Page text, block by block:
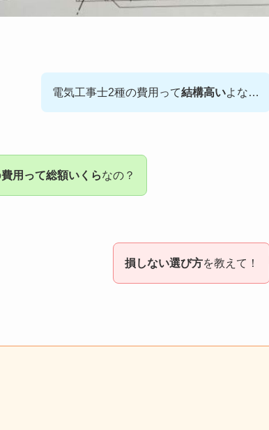
電気工事士2種の費用って結構高いよな…
費用って総額いくらなの？
損しない選び方を教えて！